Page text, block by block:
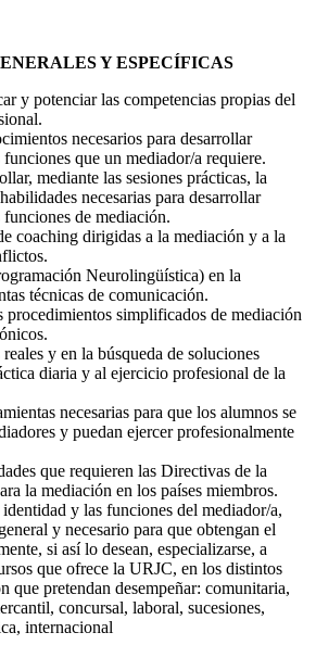
Y ESPECÍFICAS
y potenciar las competencias propias del
necesarios para desarrollar
funciones que un mediador/a requiere.
mediante las sesiones prácticas, la
necesarias para desarrollar
funciones de mediación.
coaching dirigidas a la mediación y a la
Neurolingüística) en la
técnicas de comunicación.
procedimientos simplificados de mediación
y en la búsqueda de soluciones
diaria y al ejercicio profesional de la
necesarias para que los alumnos se
y puedan ejercer profesionalmente
que requieren las Directivas de la
la mediación en los países miembros.
y las funciones del mediador/a,
y necesario para que obtengan el
si así lo desean, especializarse, a
que ofrece la URJC, en los distintos
que pretendan desempeñar: comunitaria,
concursal, laboral, sucesiones,
internacional